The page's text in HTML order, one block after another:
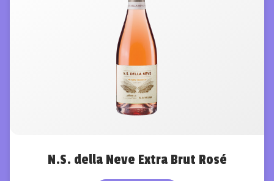
N.S. della Neve Extra Brut Rosé